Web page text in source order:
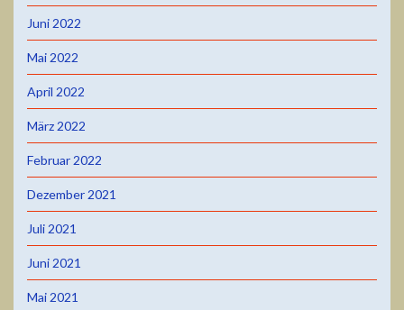
Juni 2022
Mai 2022
April 2022
März 2022
Februar 2022
Dezember 2021
Juli 2021
Juni 2021
Mai 2021